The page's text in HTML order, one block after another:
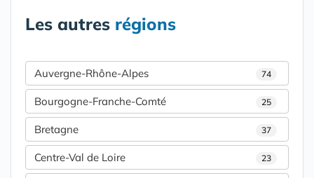
Les autres régions
Auvergne-Rhône-Alpes 74
Bourgogne-Franche-Comté 25
Bretagne 37
Centre-Val de Loire 23